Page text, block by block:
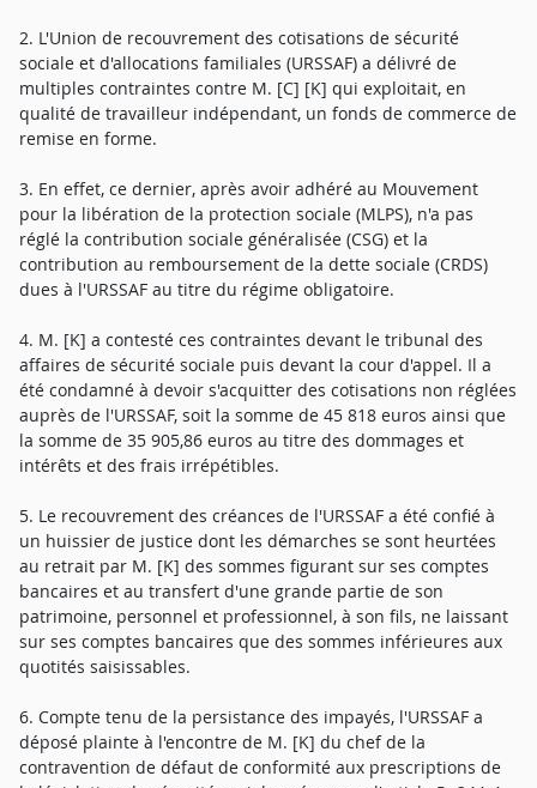
2. L'Union de recouvrement des cotisations de sécurité
sociale et d'allocations familiales (URSSAF) a délivré de
multiples contraintes contre M. [C] [K] qui exploitait, en
qualité de travailleur indépendant, un fonds de commerce de
remise en forme.
3. En effet, ce dernier, après avoir adhéré au Mouvement
pour la libération de la protection sociale (MLPS), n'a pas
réglé la contribution sociale généralisée (CSG) et la
contribution au remboursement de la dette sociale (CRDS)
dues à l'URSSAF au titre du régime obligatoire.
4. M. [K] a contesté ces contraintes devant le tribunal des
affaires de sécurité sociale puis devant la cour d'appel. Il a
été condamné à devoir s'acquitter des cotisations non réglées
auprès de l'URSSAF, soit la somme de 45 818 euros ainsi que
la somme de 35 905,86 euros au titre des dommages et
intérêts et des frais irrépétibles.
5. Le recouvrement des créances de l'URSSAF a été confié à
un huissier de justice dont les démarches se sont heurtées
au retrait par M. [K] des sommes figurant sur ses comptes
bancaires et au transfert d'une grande partie de son
patrimoine, personnel et professionnel, à son fils, ne laissant
sur ses comptes bancaires que des sommes inférieures aux
quotités saisissables.
6. Compte tenu de la persistance des impayés, l'URSSAF a
déposé plainte à l'encontre de M. [K] du chef de la
contravention de défaut de conformité aux prescriptions de